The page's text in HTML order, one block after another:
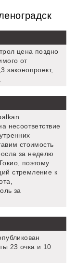
цена поздно
от
законопроект,
несоответствие
стоимость
за неделю
поэтому
стремление к
за
23 очка и 10